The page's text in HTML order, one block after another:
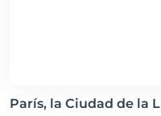
París, la Ciudad de la